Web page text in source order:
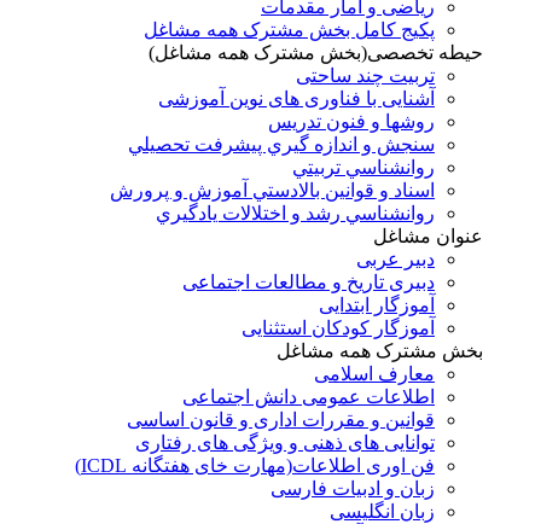
ریاضی و آمار مقدمات
پکیج کامل بخش مشترک همه مشاغل
حیطه تخصصی(بخش مشترک همه مشاغل)
تربیت چند ساحتی
آشنایی با فناوری های نوین آموزشی
روشها و فنون تدريس
سنجش و اندازه گيري پيشرفت تحصيلي
روانشناسي تربيتي
اسناد و قوانين بالادستي آموزش و پرورش
روانشناسي رشد و اختلالات يادگيري
عنوان مشاغل
دبير عربی
دبیری تاریخ و مطالعات اجتماعی
آموزگار ابتدایی
آموزگار کودکان استثنایی
بخش مشترک همه مشاغل
معارف اسلامی
اطلاعات عمومی دانش اجتماعی
قوانین و مقررات اداری و قانون اساسی
توانایی های ذهنی و ویژگی های رفتاری
فن اوری اطلاعات(مهارت خای هفتگانه ICDL)
زبان و ادبیات فارسی
زبان انگلیسی